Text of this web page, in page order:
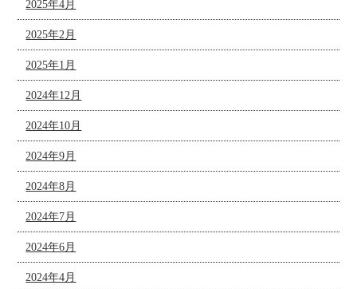
2025年4月
2025年2月
2025年1月
2024年12月
2024年10月
2024年9月
2024年8月
2024年7月
2024年6月
2024年4月